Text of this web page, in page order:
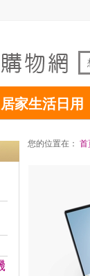
居家生活日用
您的位置在： 首